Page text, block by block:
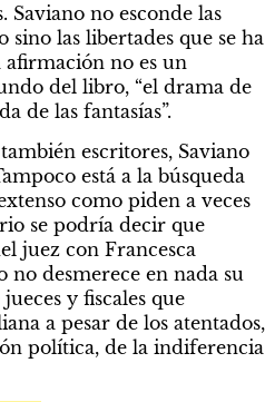
Saviano no esconde las
las libertades que se ha
afirmación no es un
del libro, “el drama de
de las fantasías”.
escritores, Saviano
está a la búsqueda
como piden a veces
se podría decir que
juez con Francesca
desmerece en nada su
y fiscales que
a pesar de los atentados,
política, de la indiferencia